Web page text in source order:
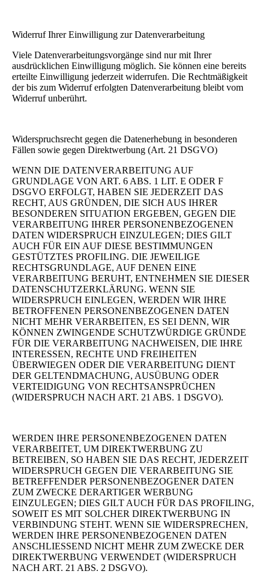
Widerruf Ihrer Einwilligung zur Datenverarbeitung
Viele Datenverarbeitungsvorgänge sind nur mit Ihrer
ausdrücklichen Einwilligung möglich. Sie können eine bereits
erteilte Einwilligung jederzeit widerrufen. Die Rechtmäßigkeit
der bis zum Widerruf erfolgten Datenverarbeitung bleibt vom
Widerruf unberührt.
Widerspruchsrecht gegen die Datenerhebung in besonderen
Fällen sowie gegen Direktwerbung (Art. 21 DSGVO)
WENN DIE DATENVERARBEITUNG AUF
GRUNDLAGE VON ART. 6 ABS. 1 LIT. E ODER F
DSGVO ERFOLGT, HABEN SIE JEDERZEIT DAS
RECHT, AUS GRÜNDEN, DIE SICH AUS IHRER
BESONDEREN SITUATION ERGEBEN, GEGEN DIE
VERARBEITUNG IHRER PERSONENBEZOGENEN
DATEN WIDERSPRUCH EINZULEGEN; DIES GILT
AUCH FÜR EIN AUF DIESE BESTIMMUNGEN
GESTÜTZTES PROFILING. DIE JEWEILIGE
RECHTSGRUNDLAGE, AUF DENEN EINE
VERARBEITUNG BERUHT, ENTNEHMEN SIE DIESER
DATENSCHUTZERKLÄRUNG. WENN SIE
WIDERSPRUCH EINLEGEN, WERDEN WIR IHRE
BETROFFENEN PERSONENBEZOGENEN DATEN
NICHT MEHR VERARBEITEN, ES SEI DENN, WIR
KÖNNEN ZWINGENDE SCHUTZWÜRDIGE GRÜNDE
FÜR DIE VERARBEITUNG NACHWEISEN, DIE IHRE
INTERESSEN, RECHTE UND FREIHEITEN
ÜBERWIEGEN ODER DIE VERARBEITUNG DIENT
DER GELTENDMACHUNG, AUSÜBUNG ODER
VERTEIDIGUNG VON RECHTSANSPRÜCHEN
(WIDERSPRUCH NACH ART. 21 ABS. 1 DSGVO).
WERDEN IHRE PERSONENBEZOGENEN DATEN
VERARBEITET, UM DIREKTWERBUNG ZU
BETREIBEN, SO HABEN SIE DAS RECHT, JEDERZEIT
WIDERSPRUCH GEGEN DIE VERARBEITUNG SIE
BETREFFENDER PERSONENBEZOGENER DATEN
ZUM ZWECKE DERARTIGER WERBUNG
EINZULEGEN; DIES GILT AUCH FÜR DAS PROFILING,
SOWEIT ES MIT SOLCHER DIREKTWERBUNG IN
VERBINDUNG STEHT. WENN SIE WIDERSPRECHEN,
WERDEN IHRE PERSONENBEZOGENEN DATEN
ANSCHLIESSEND NICHT MEHR ZUM ZWECKE DER
DIREKTWERBUNG VERWENDET (WIDERSPRUCH
NACH ART. 21 ABS. 2 DSGVO).